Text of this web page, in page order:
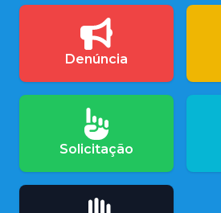
Denúncia
Solicitação